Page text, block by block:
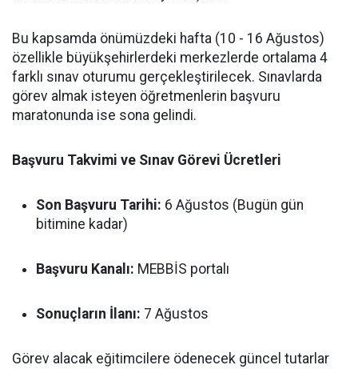
Bu kapsamda önümüzdeki hafta (10 - 16 Ağustos)
özellikle büyükşehirlerdeki merkezlerde ortalama 4
farklı sınav oturumu gerçekleştirilecek. Sınavlarda
görev almak isteyen öğretmenlerin başvuru
maratonunda ise sona gelindi.
Başvuru Takvimi ve Sınav Görevi Ücretleri
Son Başvuru Tarihi: 6 Ağustos (Bugün gün
bitimine kadar)
Başvuru Kanalı: MEBBİS portalı
Sonuçların İlanı: 7 Ağustos
Görev alacak eğitimcilere ödenecek güncel tutarlar